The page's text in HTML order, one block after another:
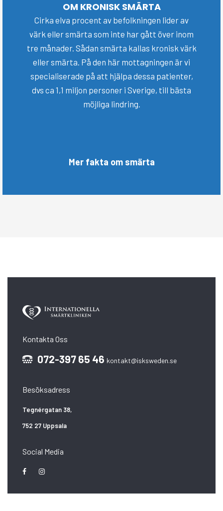
OM KRONISK SMÄRTA
Cirka elva procent av befolkningen lider av
värk eller smärta som inte har gått över inom
tre månader. Sådan smärta kallas kronisk värk
eller smärta. På den här mottagningen är vi
specialiserade på att hjälpa dessa patienter,
dvs ca 1,1 miljon personer i Sverige, till bästa
möjliga lindring.
Mer fakta om smärta
Kontakta Oss
072-397 65 46 kontakt@isksweden.se
Besöksadress
Tegnérgatan 38,
752 27 Uppsala
Social Media